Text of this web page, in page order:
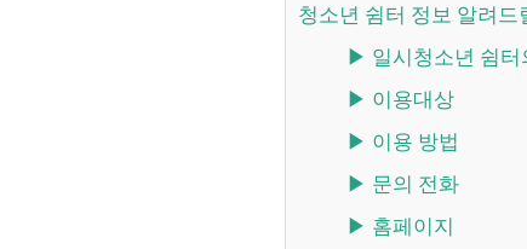
청소년 쉼터 정보 알려
▶ 일시청소년 쉼
▶ 이용대상
▶ 이용 방법
▶ 문의 전화
▶ 홈페이지